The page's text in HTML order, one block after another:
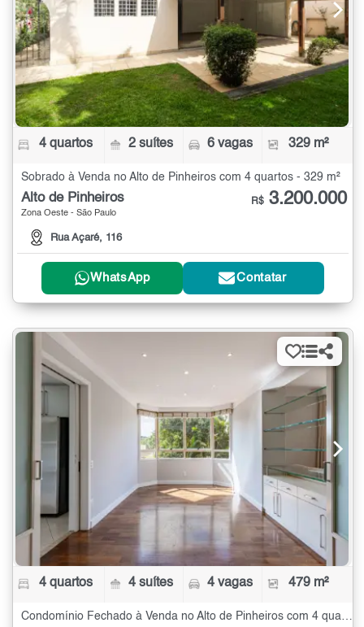
4 quartos 2 suítes 6 vagas 329 m²
Sobrado à Venda no Alto de Pinheiros com 4 quartos - 329 m²
Alto de Pinheiros
Zona Oeste - São Paulo
Rua Açaré, 116
R$ 3.200.000
WhatsApp Contatar
4 quartos 4 suítes 4 vagas 479 m²